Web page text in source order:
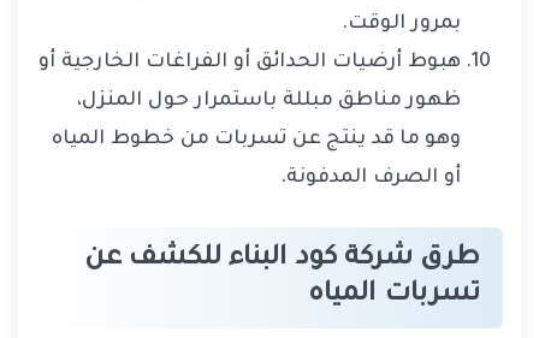
بمرور الوقت.
هبوط أرضيات الحدائق أو الفراغات الخارجية أو
ظهور مناطق مبللة باستمرار حول المنزل،
وهو ما قد ينتج عن تسربات من خطوط المياه
أو الصرف المدفونة.
طرق شركة كود البناء للكشف عن
تسربات المياه